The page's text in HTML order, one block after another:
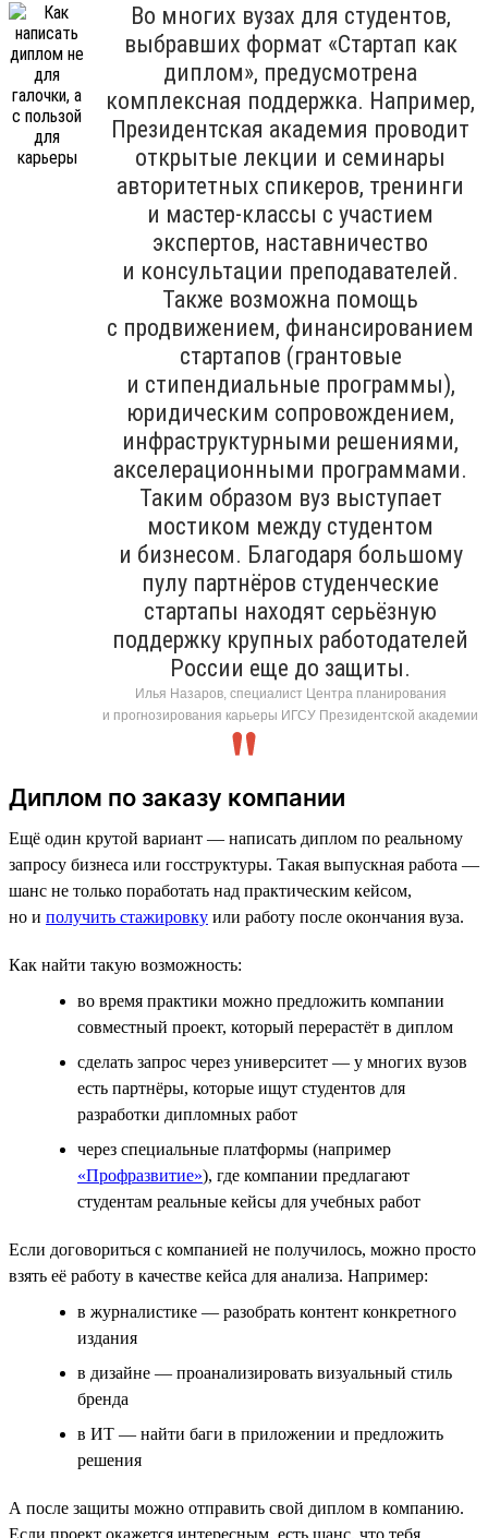
Во многих вузах для студентов,
выбравших формат «Стартап как
диплом», предусмотрена
комплексная поддержка. Например,
Президентская академия проводит
открытые лекции и семинары
авторитетных спикеров, тренинги
и мастер-классы с участием
экспертов, наставничество
и консультации преподавателей.
Также возможна помощь
с продвижением, финансированием
стартапов (грантовые
и стипендиальные программы),
юридическим сопровождением,
инфраструктурными решениями,
акселерационными программами.
Таким образом вуз выступает
мостиком между студентом
и бизнесом. Благодаря большому
пулу партнёров студенческие
стартапы находят серьёзную
поддержку крупных работодателей
России еще до защиты.
Илья Назаров, специалист Центра планирования
и прогнозирования карьеры ИГСУ Президентской академии
Диплом по заказу компании
Ещё один крутой вариант — написать диплом по реальному
запросу бизнеса или госструктуры. Такая выпускная работа —
шанс не только поработать над практическим кейсом,
но и получить стажировку или работу после окончания вуза.
Как найти такую возможность:
во время практики можно предложить компании
совместный проект, который перерастёт в диплом
сделать запрос через университет — у многих вузов
есть партнёры, которые ищут студентов для
разработки дипломных работ
через специальные платформы (например
«Профразвитие»), где компании предлагают
студентам реальные кейсы для учебных работ
Если договориться с компанией не получилось, можно просто
взять её работу в качестве кейса для анализа. Например:
в журналистике — разобрать контент конкретного
издания
в дизайне — проанализировать визуальный стиль
бренда
в ИТ — найти баги в приложении и предложить
решения
А после защиты можно отправить свой диплом в компанию.
Если проект окажется интересным, есть шанс, что тебя